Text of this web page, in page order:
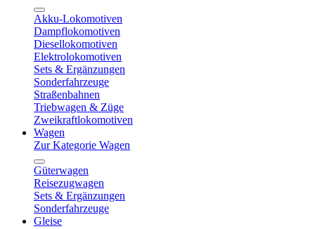
Akku-Lokomotiven
Dampflokomotiven
Diesellokomotiven
Elektrolokomotiven
Sets & Ergänzungen
Sonderfahrzeuge
Straßenbahnen
Triebwagen & Züge
Zweikraftlokomotiven
Wagen
Zur Kategorie Wagen
Güterwagen
Reisezugwagen
Sets & Ergänzungen
Sonderfahrzeuge
Gleise